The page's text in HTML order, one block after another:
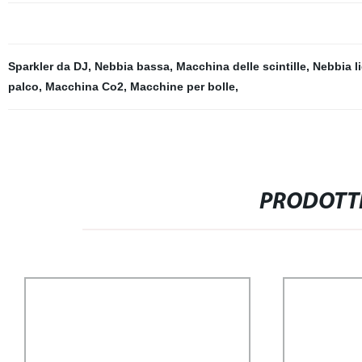
Sparkler da DJ, Nebbia bassa, Macchina delle scintille, Nebbia
palco, Macchina Co2, Macchine per bolle,